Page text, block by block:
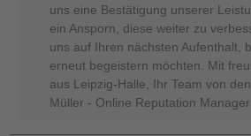
uns eine Bestätigung unserer
ein Ansporn, diese weiter zu
uns auf Ihren nächsten Aufenthalt,
erneut begeistern möchten. Mit
aus Leipzig-Halle, Ihr Team von
Müller - Online Reputation Manager